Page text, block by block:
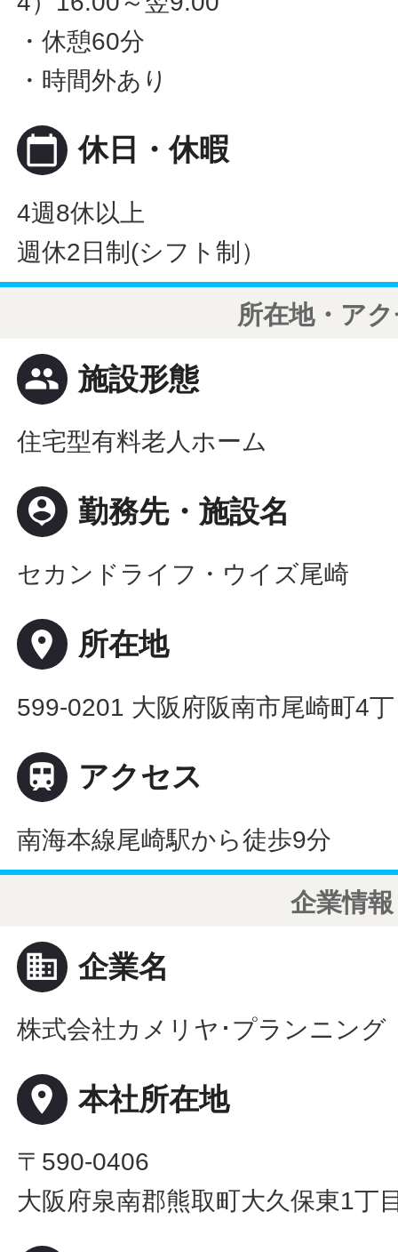
・休憩60分
・時間外あり
calendar_today 休日・休暇
4週8休以上
週休2日制(シフト制）
所在地・ア
people 施設形態
住宅型有料老人ホーム
person_pin 勤務先・施設名
セカンドライフ・ウイズ尾崎
place 所在地
599-0201 大阪府阪南市尾崎町4
 アクセス
南海本線尾崎駅から徒歩9分
企業情報
business 企業名
株式会社カメリヤ･プランニング
place 本社所在地
〒590-0406
大阪府泉南郡熊取町大久保東1丁